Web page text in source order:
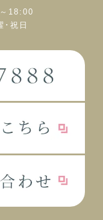
18:00
･祝日